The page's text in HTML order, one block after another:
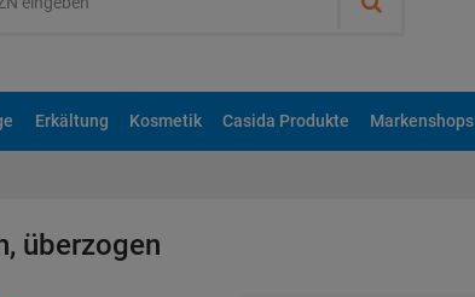
Erkältung Kosmetik Casida Produkte Markenshops
überzogen